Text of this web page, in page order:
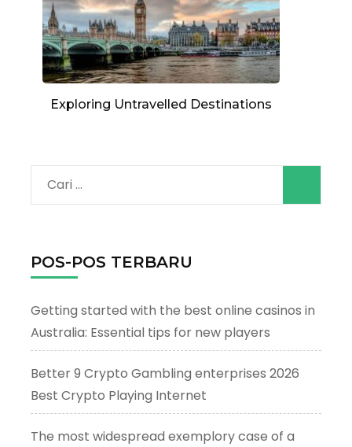
Exploring Untravelled Destinations
Cari
untuk:
POS-POS TERBARU
Getting started with the best online casinos in
Australia: Essential tips for new players
Better 9 Crypto Gambling enterprises 2026
Best Crypto Playing Internet
The most widespread exemplory case of a